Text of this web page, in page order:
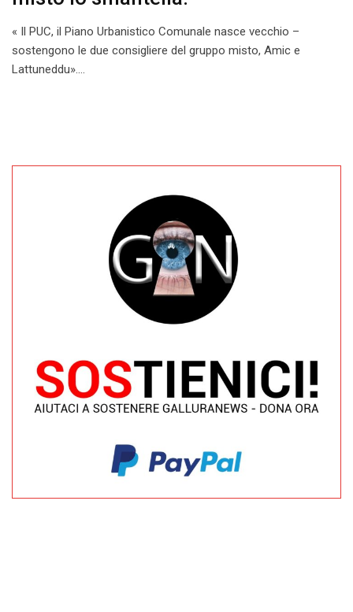
« Il PUC, il Piano Urbanistico Comunale nasce vecchio –
sostengono le due consigliere del gruppo misto, Amic e
Lattuneddu».…